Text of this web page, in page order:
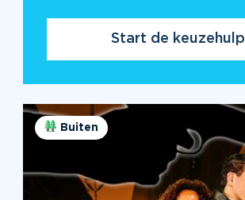
Start de keuzehulp
Buiten